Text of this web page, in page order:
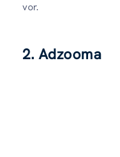
vor.
2. Adzooma